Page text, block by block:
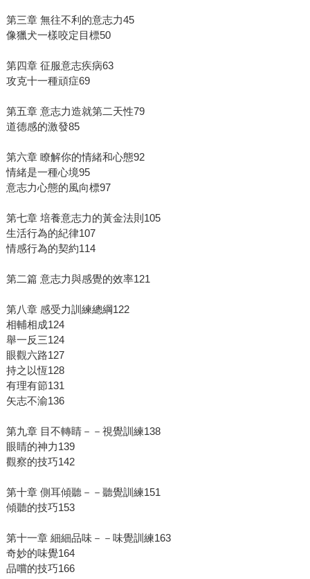
第三章 無往不利的意志力45
像獵犬一樣咬定目標50
第四章 征服意志疾病63
攻克十一種頑症69
第五章 意志力造就第二天性79
道德感的激發85
第六章 瞭解你的情緒和心態92
情緒是一種心境95
意志力心態的風向標97
第七章 培養意志力的黃金法則105
生活行為的紀律107
情感行為的契約114
第二篇 意志力與感覺的效率121
第八章 感受力訓練總綱122
相輔相成124
舉一反三124
眼觀六路127
持之以恆128
有理有節131
矢志不渝136
第九章 目不轉睛－－視覺訓練138
眼睛的神力139
觀察的技巧142
第十章 側耳傾聽－－聽覺訓練151
傾聽的技巧153
第十一章 細細品味－－味覺訓練163
奇妙的味覺164
品嚐的技巧166